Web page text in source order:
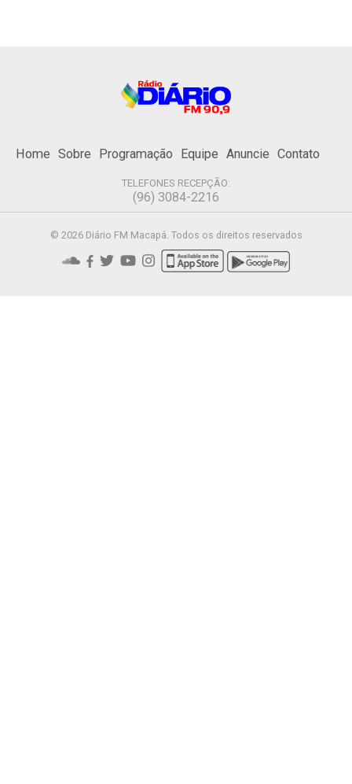
Home Sobre Programação Equipe Anuncie Contato
TELEFONES RECEPÇÃO:
(96) 3084-2216
© 2026 Diário FM Macapá. Todos os direitos reservados